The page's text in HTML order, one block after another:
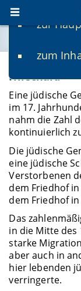
zur
zum
Geschichte
Hirschaid
Eine jüdische
im 17.
nahm die Zahl
kontinuierlich
Die jüdische
eine jüdische
Verstorbenen
dem Friedhof
dem Friedhof
Das
in die Mitte des
starke
aber auch in
hier lebenden
verringerte.